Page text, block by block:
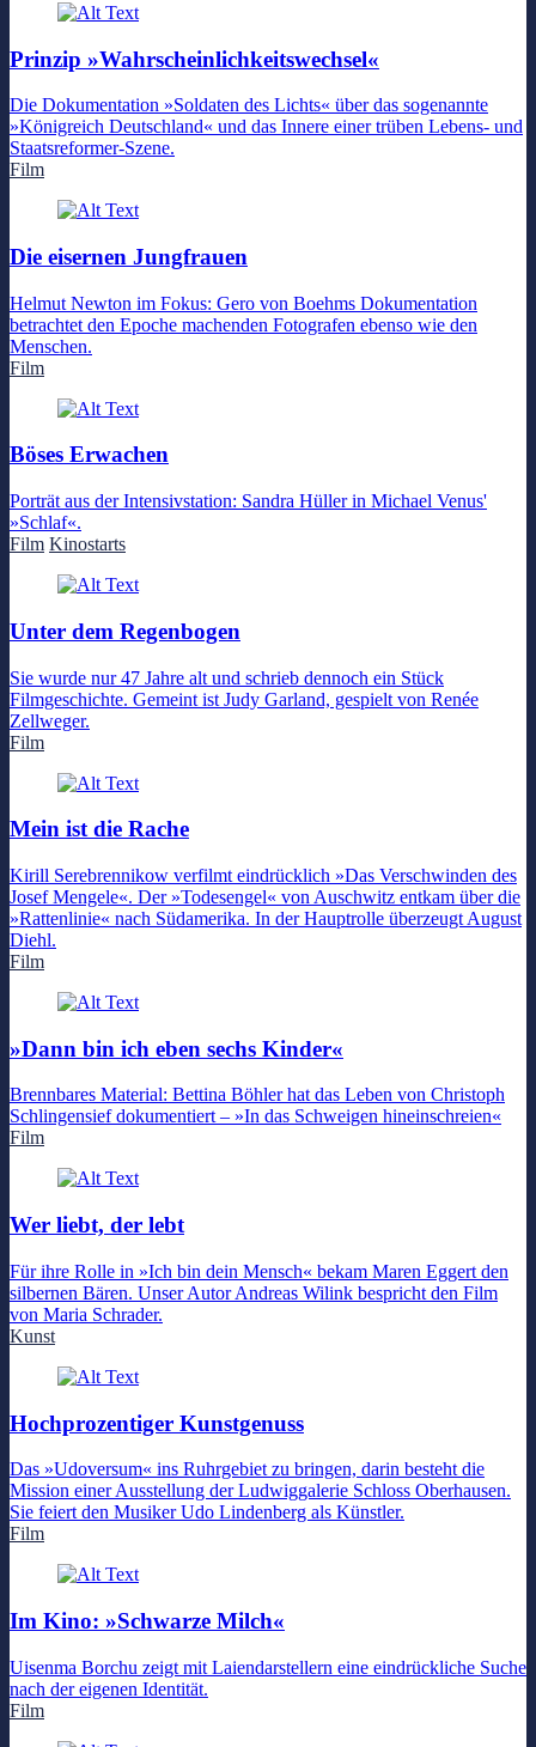
Prinzip »Wahrscheinlichkeitswechsel«
Die Dokumentation »Soldaten des Lichts« über das sogenannte
»Königreich Deutschland« und das Innere einer trüben Lebens- und
Staatsreformer-Szene.
Film
Die eisernen Jungfrauen
Helmut Newton im Fokus: Gero von Boehms Dokumentation
betrachtet den Epoche machenden Fotografen ebenso wie den
Menschen.
Film
Böses Erwachen
Porträt aus der Intensivstation: Sandra Hüller in Michael Venus'
»Schlaf«.
Film Kinostarts
Unter dem Regenbogen
Sie wurde nur 47 Jahre alt und schrieb dennoch ein Stück
Filmgeschichte. Gemeint ist Judy Garland, gespielt von Renée
Zellweger.
Film
Mein ist die Rache
Kirill Serebrennikow verfilmt eindrücklich »Das Verschwinden des
Josef Mengele«. Der »Todesengel« von Auschwitz entkam über die
»Rattenlinie« nach Südamerika. In der Hauptrolle überzeugt August
Diehl.
Film
»Dann bin ich eben sechs Kinder«
Brennbares Material: Bettina Böhler hat das Leben von Christoph
Schlingensief dokumentiert – »In das Schweigen hineinschreien«
Film
Wer liebt, der lebt
Für ihre Rolle in »Ich bin dein Mensch« bekam Maren Eggert den
silbernen Bären. Unser Autor Andreas Wilink bespricht den Film
von Maria Schrader.
Kunst
Hochprozentiger Kunstgenuss
Das »Udoversum« ins Ruhrgebiet zu bringen, darin besteht die
Mission einer Ausstellung der Ludwiggalerie Schloss Oberhausen.
Sie feiert den Musiker Udo Lindenberg als Künstler.
Film
Im Kino: »Schwarze Milch«
Uisenma Borchu zeigt mit Laiendarstellern eine eindrückliche Suche
nach der eigenen Identität.
Film